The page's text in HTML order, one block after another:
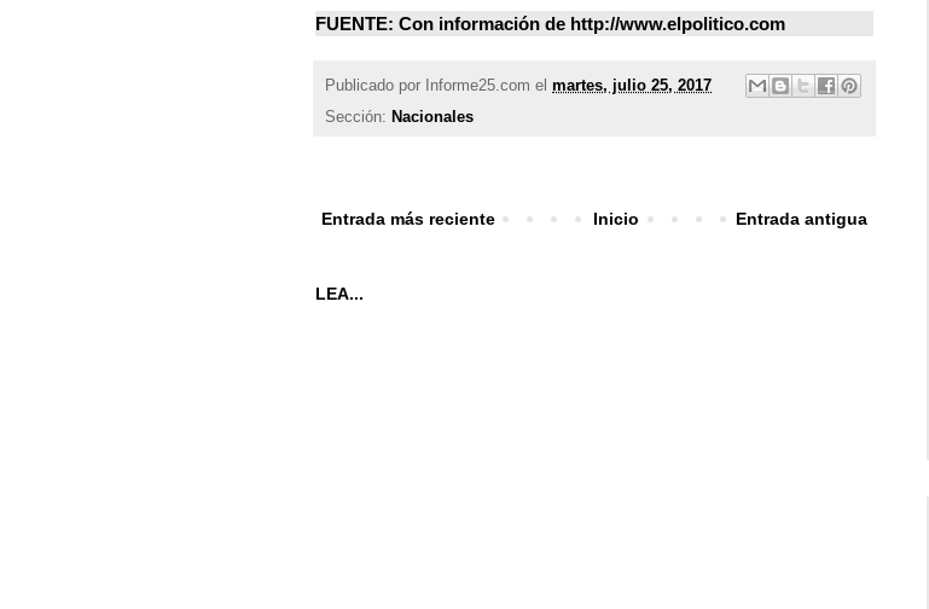
FUENTE: Con información de http://www.elpolitico.com
Publicado por Informe25.com el martes, julio 25, 2017
Sección: Nacionales
Entrada más reciente Entrada antigua
Inicio
LEA...